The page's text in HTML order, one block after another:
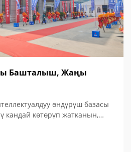
Башталыш, Жаңы
өндүрүш базасы
кандай көтөрүп жатканын,